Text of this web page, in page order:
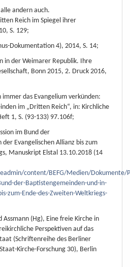
andern auch.
Reich im Spiegel ihrer
S. 129;
Dokumentation 4), 2014, S. 14;
in der Weimarer Republik. Ihre
Bonn 2015, 2. Druck 2016,
das Evangelium verkünden:
im „Dritten Reich“, in: Kirchliche
1, S. (93-133) 97.106f;
im Bund der
Evangelischen Allianz bis zum
Manuskript Elstal 13.10.2018 (14
content/BEFG/Medien/Dokumente/
der-Baptistengemeinden-und-in-
zum-Ende-des-Zweiten-Weltkriegs-
(Hg), Eine freie Kirche in
Perspektiven auf das
(Schriftenreihe des Berliner
Kirche-Forschung 30), Berlin